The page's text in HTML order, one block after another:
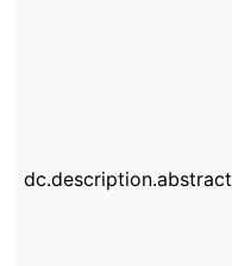
dc.description.abstract